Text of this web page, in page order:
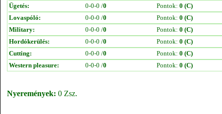
Ügetés:
0-0-0 /0 Pontok: 0 (C)
Lovaspóló:
0-0-0 /0 Pontok: 0 (C)
Military:
0-0-0 /0 Pontok: 0 (C)
Hordókerülés:
0-0-0 /0 Pontok: 0 (C)
Cutting:
0-0-0 /0 Pontok: 0 (C)
Western pleasure:
0-0-0 /0 Pontok: 0 (C)
Nyeremények: 0 Zsz.